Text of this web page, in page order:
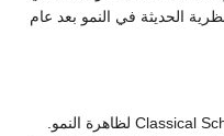
الحديثة في النمو بعد عام
Classical School لظاهرة النمو.